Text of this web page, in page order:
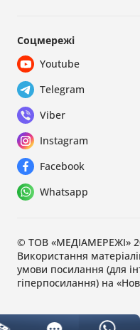
Соцмережі
Youtube
Telegram
Viber
Instagram
Facebook
Whatsapp
© ТОВ «МЕДІАМЕРЕЖІ»
Використання
умови посилання (для
гіперпосилання) на